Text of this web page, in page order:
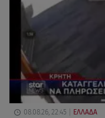
08.08.26, 22:45 ΕΛΛΑΔΑ